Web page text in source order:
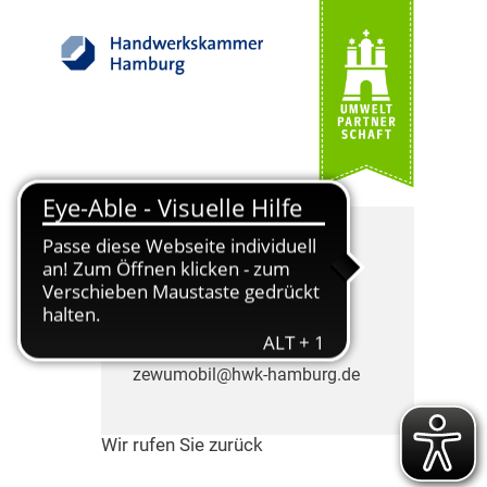
Die ZEWUmobil Berater
freuen sich auf Ihren Anruf.
Telefon: 040 35905-505
zewumobil@hwk-hamburg.de
Wir rufen Sie zurück